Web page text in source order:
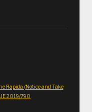
Rapida (Notice and Take
2019/790